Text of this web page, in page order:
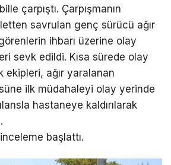
çarpıştı. Çarpışmanın
savrulan genç sürücü ağır
ihbarı üzerine olay
sevk edildi. Kısa sürede olay
ekipleri, ağır yaralanan
ilk müdahaleyi olay yerinde
hastaneye kaldırılarak
başlattı.